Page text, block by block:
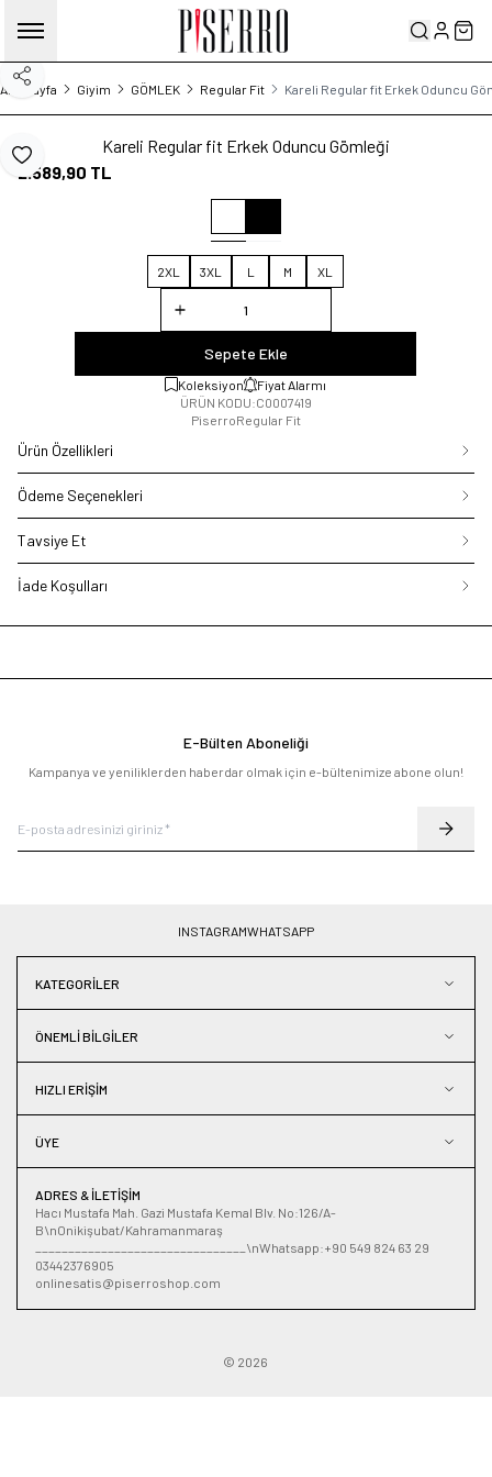
Hesabım
Ana Sayfa Giyim GÖMLEK Regular Fit Kareli Regular fit Erkek Oduncu
Favoriye Ekle
Paylaş
Kareli Regular fit Erkek Oduncu Gömleği
2.589,90 TL
2XL 3XL L M XL
Sepete Ekle
Koleksiyon
Fiyat Alarmı
ÜRÜN KODU:C0007419
PiserroRegular Fit
Ürün Özellikleri
Ödeme Seçenekleri
Tavsiye Et
İade Koşulları
E-Bülten Aboneliği
Kampanya ve yeniliklerden haberdar olmak için e-bültenimize abone olun!
INSTAGRAMWHATSAPP
KATEGORILER
ÖNEMLI BILGILER
HIZLI ERIŞIM
ÜYE
ADRES & İLETIŞIM
Hacı Mustafa Mah. Gazi Mustafa Kemal Blv. No:126/A-
B\nOnikişubat/Kahramanmaraş
________________________________\nWhatsapp:+90 549 824 63 29
03442376905
onlinesatis@piserroshop.com
© 2026